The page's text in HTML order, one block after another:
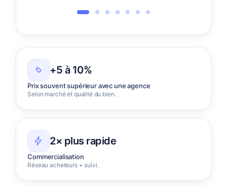
+5 à 10%
Prix souvent supérieur avec une agence
Selon marché et qualité du bien.
2× plus rapide
Commercialisation
Réseau acheteurs + suivi.